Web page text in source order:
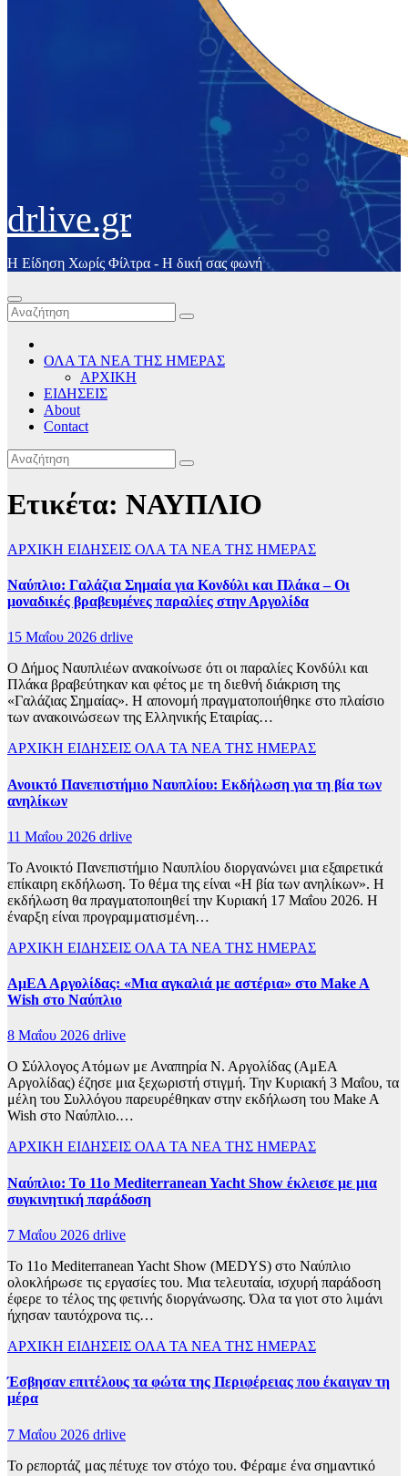
drlive.gr
Η Είδηση Χωρίς Φίλτρα - H δική σας φωνή
ΟΛΑ ΤΑ ΝΕΑ ΤΗΣ ΗΜΕΡΑΣ
ΑΡΧΙΚΗ
ΕΙΔΗΣΕΙΣ
About
Contact
Ετικέτα: ΝΑΥΠΛΙΟ
ΑΡΧΙΚΗ ΕΙΔΗΣΕΙΣ ΟΛΑ ΤΑ ΝΕΑ ΤΗΣ ΗΜΕΡΑΣ
Ναύπλιο: Γαλάζια Σημαία για Κονδύλι και Πλάκα – Οι
μοναδικές βραβευμένες παραλίες στην Αργολίδα
15 Μαΐου 2026 drlive
Ο Δήμος Ναυπλιέων ανακοίνωσε ότι οι παραλίες Κονδύλι και
Πλάκα βραβεύτηκαν και φέτος με τη διεθνή διάκριση της
«Γαλάζιας Σημαίας». Η απονομή πραγματοποιήθηκε στο πλαίσιο
των ανακοινώσεων της Ελληνικής Εταιρίας…
ΑΡΧΙΚΗ ΕΙΔΗΣΕΙΣ ΟΛΑ ΤΑ ΝΕΑ ΤΗΣ ΗΜΕΡΑΣ
Ανοικτό Πανεπιστήμιο Ναυπλίου: Εκδήλωση για τη βία των
ανηλίκων
11 Μαΐου 2026 drlive
Το Ανοικτό Πανεπιστήμιο Ναυπλίου διοργανώνει μια εξαιρετικά
επίκαιρη εκδήλωση. Το θέμα της είναι «Η βία των ανηλίκων». Η
εκδήλωση θα πραγματοποιηθεί την Κυριακή 17 Μαΐου 2026. Η
έναρξη είναι προγραμματισμένη…
ΑΡΧΙΚΗ ΕΙΔΗΣΕΙΣ ΟΛΑ ΤΑ ΝΕΑ ΤΗΣ ΗΜΕΡΑΣ
ΑμΕΑ Αργολίδας: «Μια αγκαλιά με αστέρια» στο Make A
Wish στο Ναύπλιο
8 Μαΐου 2026 drlive
Ο Σύλλογος Ατόμων με Αναπηρία Ν. Αργολίδας (ΑμΕΑ
Αργολίδας) έζησε μια ξεχωριστή στιγμή. Την Κυριακή 3 Μαΐου, τα
μέλη του Συλλόγου παρευρέθηκαν στην εκδήλωση του Make A
Wish στο Ναύπλιο.…
ΑΡΧΙΚΗ ΕΙΔΗΣΕΙΣ ΟΛΑ ΤΑ ΝΕΑ ΤΗΣ ΗΜΕΡΑΣ
Ναύπλιο: Το 11ο Mediterranean Yacht Show έκλεισε με μια
συγκινητική παράδοση
7 Μαΐου 2026 drlive
Το 11ο Mediterranean Yacht Show (MEDYS) στο Ναύπλιο
ολοκλήρωσε τις εργασίες του. Μια τελευταία, ισχυρή παράδοση
έφερε το τέλος της φετινής διοργάνωσης. Όλα τα γιοτ στο λιμάνι
ήχησαν ταυτόχρονα τις…
ΑΡΧΙΚΗ ΕΙΔΗΣΕΙΣ ΟΛΑ ΤΑ ΝΕΑ ΤΗΣ ΗΜΕΡΑΣ
Έσβησαν επιτέλους τα φώτα της Περιφέρειας που έκαιγαν τη
μέρα
7 Μαΐου 2026 drlive
Το ρεπορτάζ μας πέτυχε τον στόχο του. Φέραμε ένα σημαντικό